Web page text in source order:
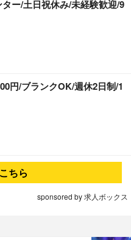
ー/土日祝休み/未経験歓迎/9
円/ブランクOK/週休2日制/1
ちら
sponsored by 求人ボックス